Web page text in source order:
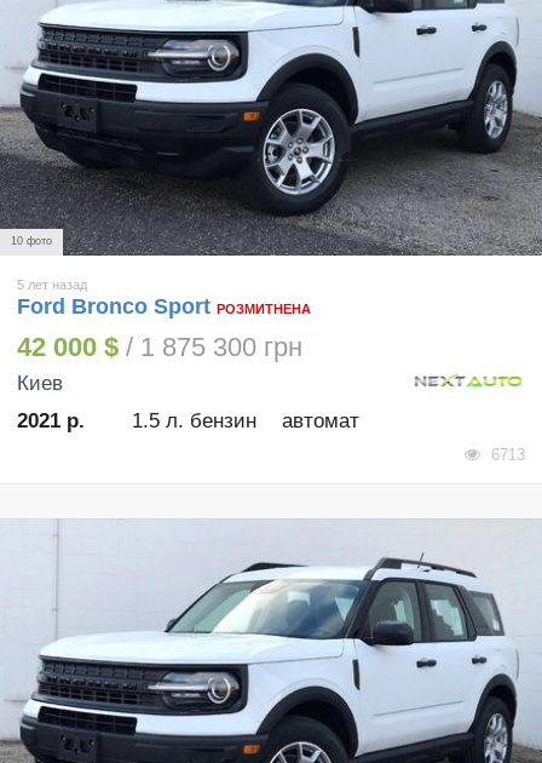
10 фото
5 лет назад
Ford Bronco Sport РОЗМИТНЕНА
42 000 $ / 1 875 300 грн
Киев
2021 р.
1.5 л. бензин автомат
6713